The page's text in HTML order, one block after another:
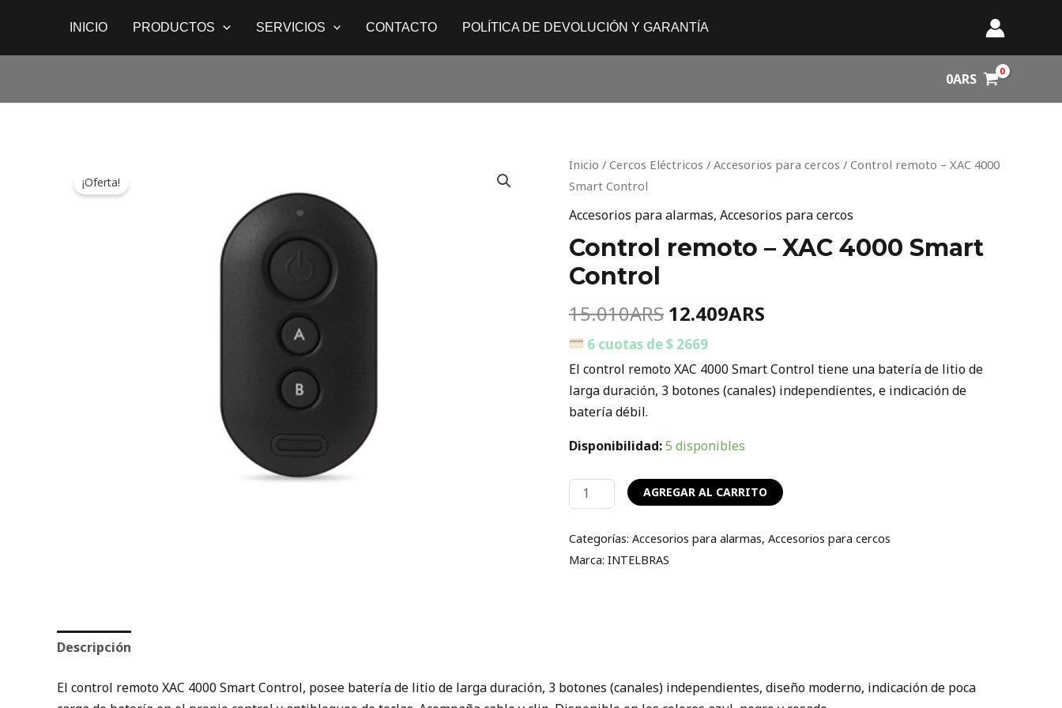
contenido
INICIO PRODUCTOS SERVICIOS CONTACTO POLÍTICA DE DEVOLUCIÓN Y GARANTÍA
0ARS
¡Oferta!
Inicio / Cercos Eléctricos / Accesorios para cercos / Control remoto – XAC 4000
Smart Control
Accesorios para alarmas, Accesorios para cercos
Control remoto – XAC 4000 Smart
Control
15.010ARS
Original
was:
15.010ARS.
12.409ARS
Current
is:
12.409ARS.
6 cuotas de $ 2669
El control remoto XAC 4000 Smart Control tiene una batería de litio de
larga duración, 3 botones (canales) independientes, e indicación de
batería débil.
Disponibilidad:5 disponibles
Control
remoto
-
4000
Smart
cantidad
AGREGAR AL CARRITO
Categorías: Accesorios para alarmas, Accesorios para cercos
Marca: INTELBRAS
Descripción
El control remoto XAC 4000 Smart Control, posee batería de litio de larga duración, 3 botones (canales) independientes, diseño moderno, indicación de poca